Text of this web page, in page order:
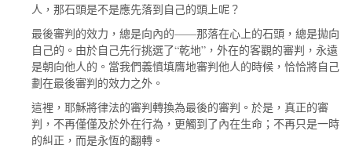
人，那石頭是不是應先落到自己的頭上呢？
最後審判的效力，總是向內的——那落在心上的石頭，總是拋向
自己的。由於自己先行挑選了“乾地” ，外在的客觀的審判，永遠
是朝向他人的。當我們義憤填膺地審判他人的時候，恰恰將自己
劃在最後審判的效力之外。
這裡，耶穌將律法的審判轉換為最後的審判。於是，真正的審
判，不再僅僅及於外在行為，更觸到了內在生命；不再只是一時
的糾正，而是永恆的翻轉。